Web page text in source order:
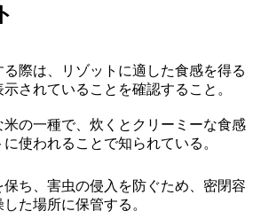
際は、リゾットに適した食感を得る
されていることを確認すること。
の一種で、炊くとクリーミーな食感
使われることで知られている。
ち、害虫の侵入を防ぐため、密閉容
た場所に保管する。